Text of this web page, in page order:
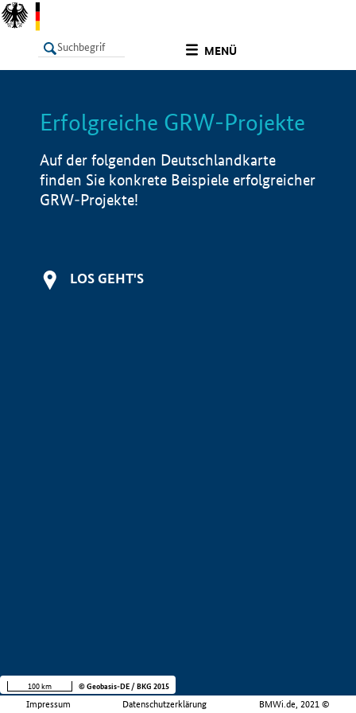
MENÜ
LISTE Info
Erfolgreiche GRW-Projekte
Auf der folgenden Deutschlandkarte
finden Sie konkrete Beispiele erfolgreicher
GRW-Projekte!
LOS GEHT'S
Impressum Datenschutzerklärung BMWi.de, 2021 ©
100 km © Geobasis-DE / BKG 2015